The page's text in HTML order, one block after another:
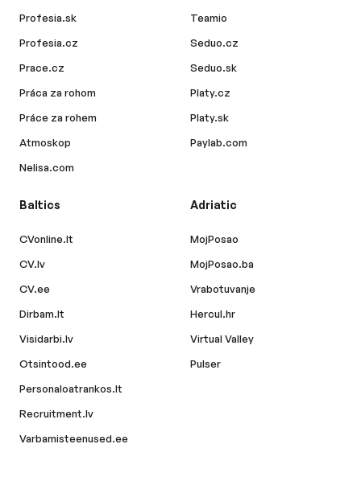
Profesia.sk
Profesia.cz
Prace.cz
Práca za rohom
Práce za rohem
Atmoskop
Nelisa.com
Teamio
Seduo.cz
Seduo.sk
Platy.cz
Platy.sk
Paylab.com
Baltics
CVonline.lt
CV.lv
CV.ee
Dirbam.lt
Visidarbi.lv
Otsintood.ee
Personaloatrankos.lt
Recruitment.lv
Varbamisteenused.ee
Adriatic
MojPosao
MojPosao.ba
Vrabotuvanje
Hercul.hr
Virtual Valley
Pulser